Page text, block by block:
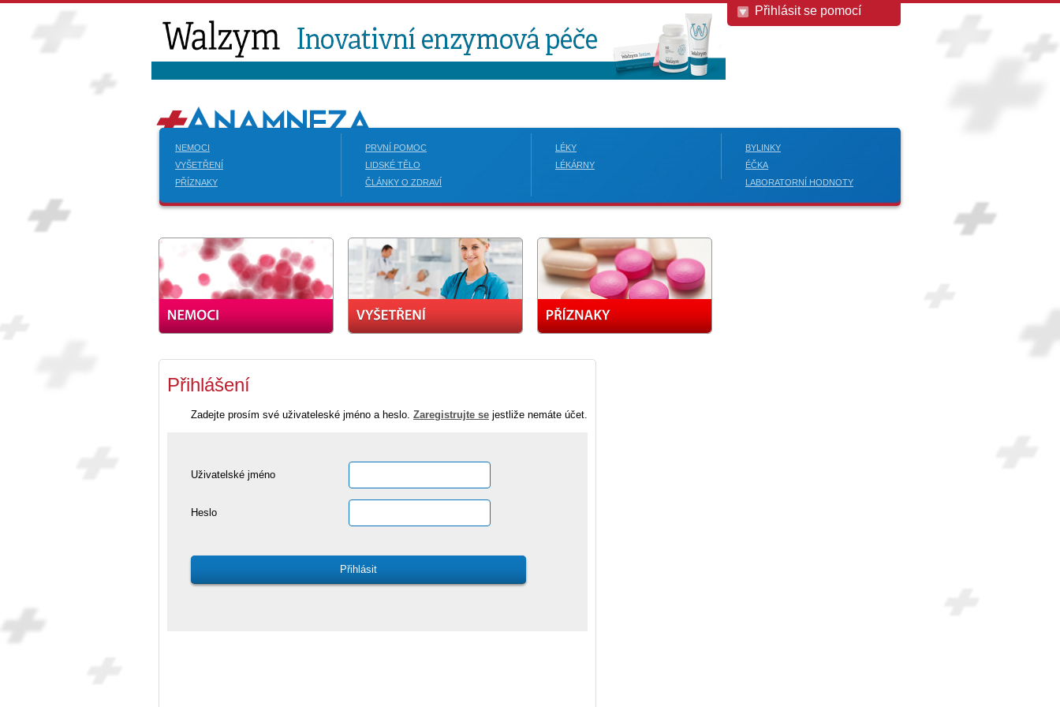
Přihlásit se pomocí
NEMOCI
VYŠETŘENÍ
PŘÍZNAKY
PRVNÍ POMOC
LIDSKÉ TĚLO
ČLÁNKY O ZDRAVÍ
LÉKY
LÉKÁRNY
BYLINKY
ÉČKA
LABORATORNÍ HODNOTY
Přihlášení
Zadejte prosím své uživateleské jméno a heslo. Zaregistrujte se jestliže nemáte účet.
Uživatelské jméno
Heslo